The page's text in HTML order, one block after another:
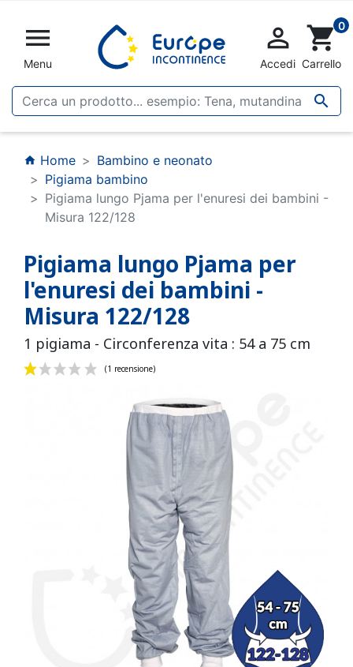

Menu


Accedi
shopping_cart0
Carrello
home Home
Bambino e neonato
Pigiama bambino
Pigiama lungo Pjama per l'enuresi dei bambini -
Misura 122/128
Pigiama lungo Pjama per
l'enuresi dei bambini -
Misura 122/128
1 pigiama - Circonferenza vita : 54 a 75 cm
(1 recensione)